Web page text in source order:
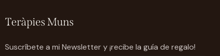
Teràpies Muns
Suscríbete a mi Newsletter y ¡recibe la guía de regalo!